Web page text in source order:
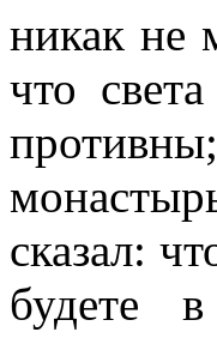
никак не
что
сказал:
будете